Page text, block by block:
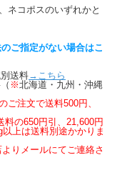
ネコポスのいずれかと
ご指定がない場合はこ
送料→こちら
※北海道・九州・沖縄
注文で送料500円、
の650円引、21,600円
上は送料別途かかりま
りメールにてご連絡さ